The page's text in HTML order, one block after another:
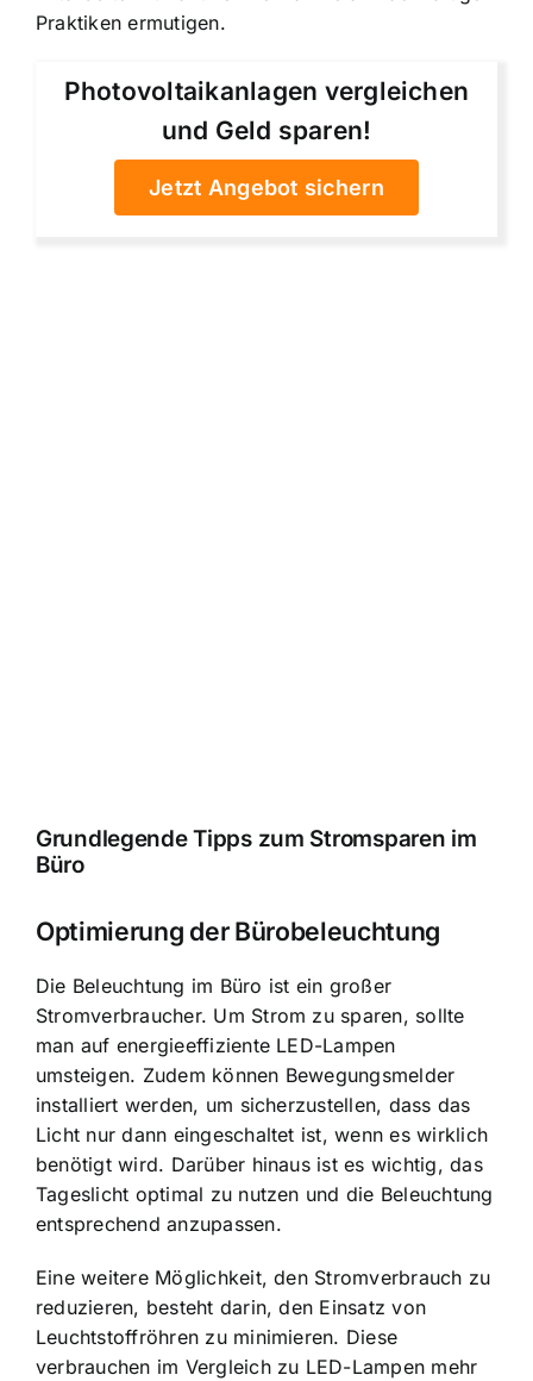
Praktiken ermutigen.
Photovoltaikanlagen vergleichen
und Geld sparen!
Jetzt Angebot sichern
Grundlegende Tipps zum Stromsparen im
Büro
Optimierung der Bürobeleuchtung
Die Beleuchtung im Büro ist ein großer
Stromverbraucher. Um Strom zu sparen, sollte
man auf energieeffiziente LED-Lampen
umsteigen. Zudem können Bewegungsmelder
installiert werden, um sicherzustellen, dass das
Licht nur dann eingeschaltet ist, wenn es wirklich
benötigt wird. Darüber hinaus ist es wichtig, das
Tageslicht optimal zu nutzen und die Beleuchtung
entsprechend anzupassen.
Eine weitere Möglichkeit, den Stromverbrauch zu
reduzieren, besteht darin, den Einsatz von
Leuchtstoffröhren zu minimieren. Diese
verbrauchen im Vergleich zu LED-Lampen mehr